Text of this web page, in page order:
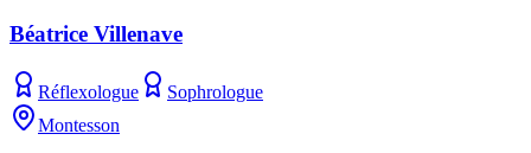
Béatrice Villenave
Réflexologue
Sophrologue
Montesson